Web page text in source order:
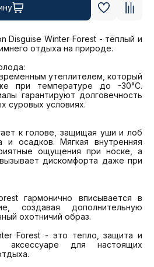
Disguise Winter Forest - тёплый и
отдыха на природе.
утеплителем, который
при температуре до -30°C.
гарантируют долговечность
суровых условиях.
к голове, защищая уши и лоб
и осадков. Мягкая внутренняя
ощущения при носке, а
дискомфорта даже при
гармонично вписывается в
создавая дополнительную
охотничий образ.
Forest - это тепло, защита и
для настоящих